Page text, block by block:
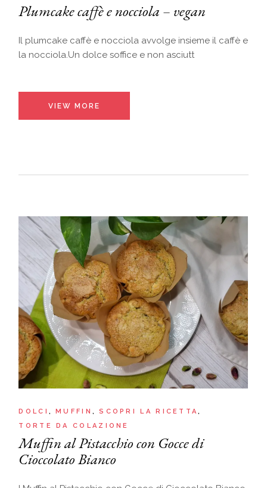
Plumcake caffè e nocciola – vegan
Il plumcake caffè e nocciola avvolge insieme il caffè e
la nocciola.Un dolce soffice e non asciutt
VIEW MORE
DOLCI MUFFIN
SCOPRI LA RICETTA
TORTE DA COLAZIONE
Muffin al Pistacchio con Gocce di
Cioccolato Bianco